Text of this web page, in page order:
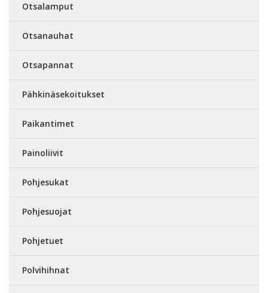
Otsalamput
Otsanauhat
Otsapannat
Pähkinäsekoitukset
Paikantimet
Painoliivit
Pohjesukat
Pohjesuojat
Pohjetuet
Polvihihnat